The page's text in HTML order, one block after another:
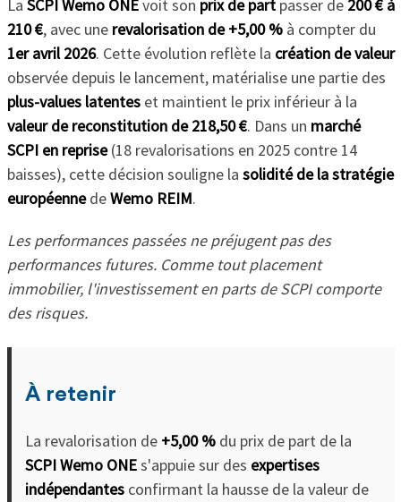
La SCPI Wemo ONEvoit son prix de partpasser de 200 € à
210 €, avec une revalorisation de +5,00 %à compter du
1er avril 2026. Cette évolution reflète la création de valeur
observée depuis le lancement, matérialise une partie des
plus-values latenteset maintient le prix inférieur à la
valeur de reconstitution de 218,50 €. Dans un marché
SCPI en reprise(18 revalorisations en 2025 contre 14
baisses), cette décision souligne la solidité de la stratégie
européennedeWemo REIM.
Les performances passées ne préjugent pas des
performances futures. Comme tout placement
immobilier, l'investissement en parts de SCPI comporte
des risques.
À retenir
La revalorisation de +5,00 %du prix de part de la
SCPI Wemo ONEs'appuie sur des expertises
indépendantesconfirmant la hausse de la valeur de